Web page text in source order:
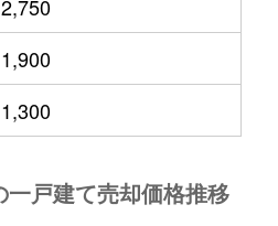
2,750
1,900
1,300